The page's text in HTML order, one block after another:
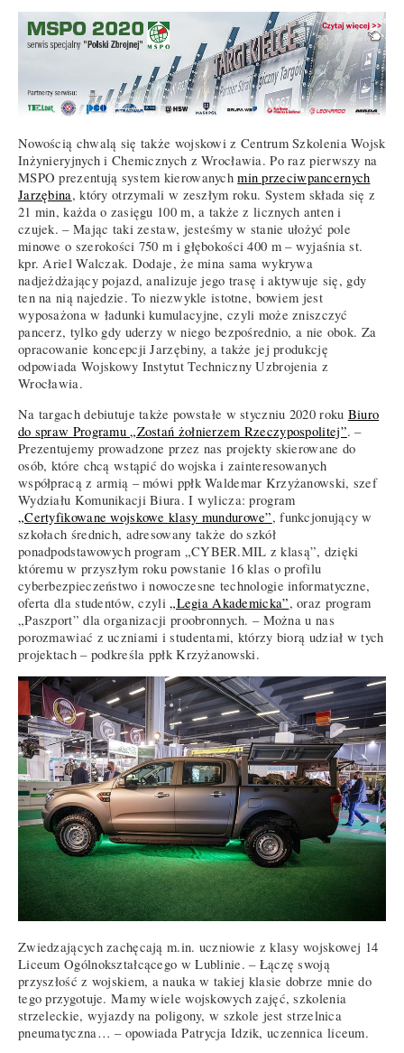
Nowością chwalą się także wojskowi z Centrum Szkolenia Wojsk
Inżynieryjnych i Chemicznych z Wrocławia. Po raz pierwszy na
MSPO prezentują system kierowanychmin przeciwpancernych
Jarzębina, który otrzymali w zeszłym roku. System składa się z
21 min, każda o zasięgu 100 m, a także z licznych anten i
czujek. – Mając taki zestaw, jesteśmy w stanie ułożyć pole
minowe o szerokości 750 m i głębokości 400 m – wyjaśnia st.
kpr. Ariel Walczak. Dodaje, że mina sama wykrywa
nadjeżdżający pojazd, analizuje jego trasę i aktywuje się, gdy
ten na nią najedzie. To niezwykle istotne, bowiem jest
wyposażona w ładunki kumulacyjne, czyli może zniszczyć
pancerz, tylko gdy uderzy w niego bezpośrednio, a nie obok. Za
opracowanie koncepcji Jarzębiny, a także jej produkcję
odpowiada Wojskowy Instytut Techniczny Uzbrojenia z
Wrocławia.
Na targach debiutuje także powstałe w styczniu 2020 roku Biuro
do spraw Programu „Zostań żołnierzem Rzeczypospolitej”. –
Prezentujemy prowadzone przez nas projekty skierowane do
osób, które chcą wstąpić do wojska i zainteresowanych
współpracą z armią – mówi ppłk Waldemar Krzyżanowski, szef
Wydziału Komunikacji Biura. I wylicza: program
„Certyfikowane wojskowe klasy mundurowe”, funkcjonujący w
szkołach średnich, adresowany także do szkół
ponadpodstawowych program „CYBER.MIL z klasą”, dzięki
któremu w przyszłym roku powstanie 16 klas o profilu
cyberbezpieczeństwo i nowoczesne technologie informatyczne,
oferta dla studentów, czyli„Legia Akademicka”, oraz program
„Paszport” dla organizacji proobronnych. – Można u nas
porozmawiać z uczniami i studentami, którzy biorą udział w tych
projektach – podkreśla ppłk Krzyżanowski.
Zwiedzających zachęcają m.in. uczniowie z klasy wojskowej 14
Liceum Ogólnokształcącego w Lublinie. – Łączę swoją
przyszłość z wojskiem, a nauka w takiej klasie dobrze mnie do
tego przygotuje. Mamy wiele wojskowych zajęć, szkolenia
strzeleckie, wyjazdy na poligony, w szkole jest strzelnica
pneumatyczna… – opowiada Patrycja Idzik, uczennica liceum.